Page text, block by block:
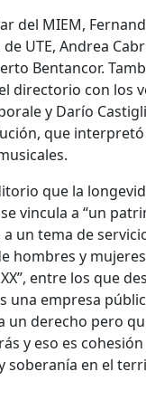
del MIEM,
UTE, Andrea
Bentancor.
directorio con los
y Darío
que interpretó
que la
vincula a “un
un tema de
hombres y
entre los que
una empresa
un derecho pero
y eso es
soberanía en el